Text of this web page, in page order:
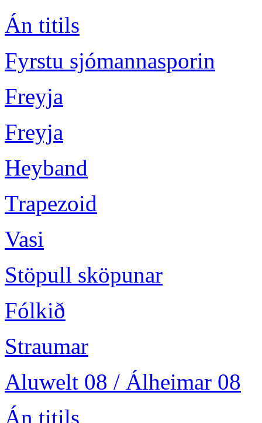
Án titils
Fyrstu sjómannasporin
Freyja
Freyja
Heyband
Trapezoid
Vasi
Stöpull sköpunar
Fólkið
Straumar
Aluwelt 08 / Álheimar 08
Án titils